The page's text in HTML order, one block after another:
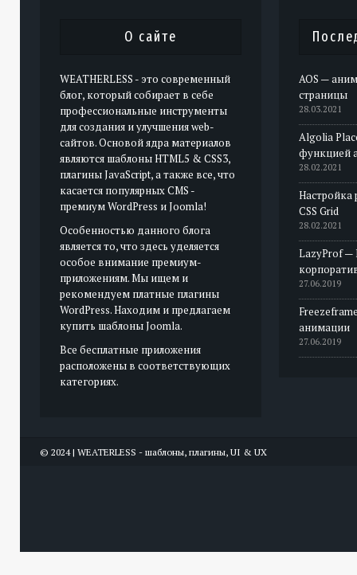
О сайте
WEATHERLESS - это современный
блог, который собирает в себе
профессиональные инструменты
для создания и улучшения web-
сайтов. Основой ядра материалов
являются шаблоны HTML5 & CSS3,
плагины JavaScript, а также все, что
касается популярных CMS -
премиум WordPress и Joomla!
Особенностью данного блога
является то, что здесь уделяется
особое внимание премиум-
приложениям. Мы ищем и
рекомендуем платные плагины
WordPress. Находим и предлагаем
купить шаблоны Joomla.
Все бесплатные приложения
расположены в соответствующих
категориях.
AOS —
страницы
28.03.2021
Algolia
функцией
28.02.2021
Настройка
CSS Grid
28.02.2021
LazyProf —
27.06.2019
анимации
27.06.2019
© 2024 | WEATERLESS - шаблоны, плагины, UI & UX